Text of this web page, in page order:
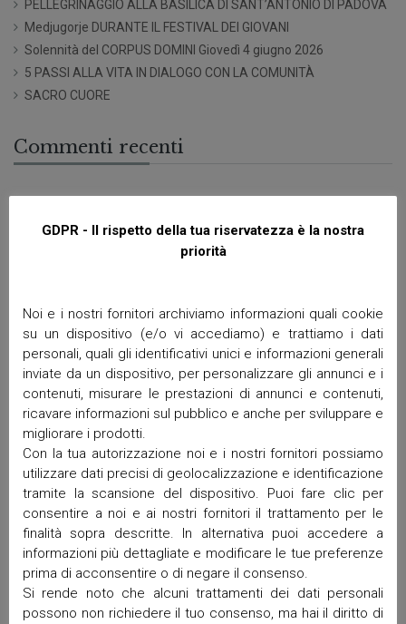
PELLEGRINAGGIO ALLA BASILICA DI SANT’ANTONIO DI PADOVA
Medjugorje DURANTE IL FESTIVAL DEI GIOVANI
Solennità del CORPUS DOMINI Giovedì 4 giugno 2026
5 PASSI ALLA VITA IN DIALOGO CON LA COMUNITÀ
SACRO CUORE
Commenti recenti
Marzo 2026
Febbraio 2026
Gennaio 2026
Dicembre 2025
Novembre 2025
Ottobre 2025
Settembre 2025
Maggio 2025
Aprile 2025
Marzo 2025
Febbraio 2025
Gennaio 2025
Dicembre 2024
Ottobre 2024
GDPR - Il rispetto della tua riservatezza è la nostra
priorità
Noi e i nostri fornitori archiviamo informazioni quali cookie
su un dispositivo (e/o vi accediamo) e trattiamo i dati
personali, quali gli identificativi unici e informazioni generali
inviate da un dispositivo, per personalizzare gli annunci e i
contenuti, misurare le prestazioni di annunci e contenuti,
ricavare informazioni sul pubblico e anche per sviluppare e
migliorare i prodotti.
Con la tua autorizzazione noi e i nostri fornitori possiamo
utilizzare dati precisi di geolocalizzazione e identificazione
tramite la scansione del dispositivo. Puoi fare clic per
consentire a noi e ai nostri fornitori il trattamento per le
finalità sopra descritte. In alternativa puoi accedere a
informazioni più dettagliate e modificare le tue preferenze
prima di acconsentire o di negare il consenso.
Si rende noto che alcuni trattamenti dei dati personali
possono non richiedere il tuo consenso, ma hai il diritto di